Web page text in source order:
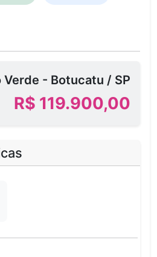
Verde - Botucatu / SP
R$ 119.900,00